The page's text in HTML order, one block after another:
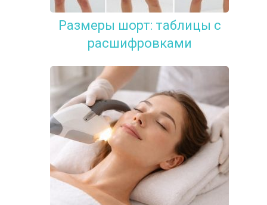
Размеры шорт: таблицы с
расшифровками